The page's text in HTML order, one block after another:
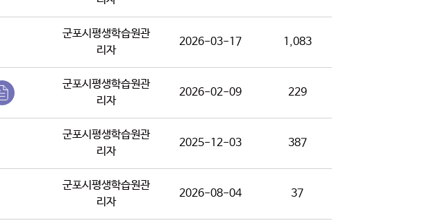
군포시평생학습원관
리자
2026-03-17 1,083
군포시평생학습원관
리자
2026-02-09 229
군포시평생학습원관
리자
2025-12-03 387
군포시평생학습원관
리자
2026-08-04 37